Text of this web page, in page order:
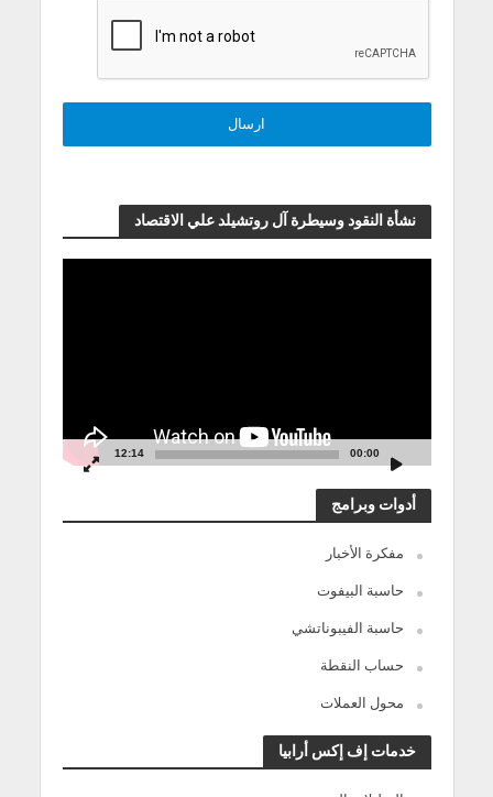
نشأة النقود وسيطرة آل روتشيلد علي الاقتصاد
00:00
12:14
أدوات وبرامج
مفكرة الأخبار
حاسبة البيفوت
حاسبة الفيبوناتشي
حساب النقطة
محول العملات
خدمات إف إكس أرابيا